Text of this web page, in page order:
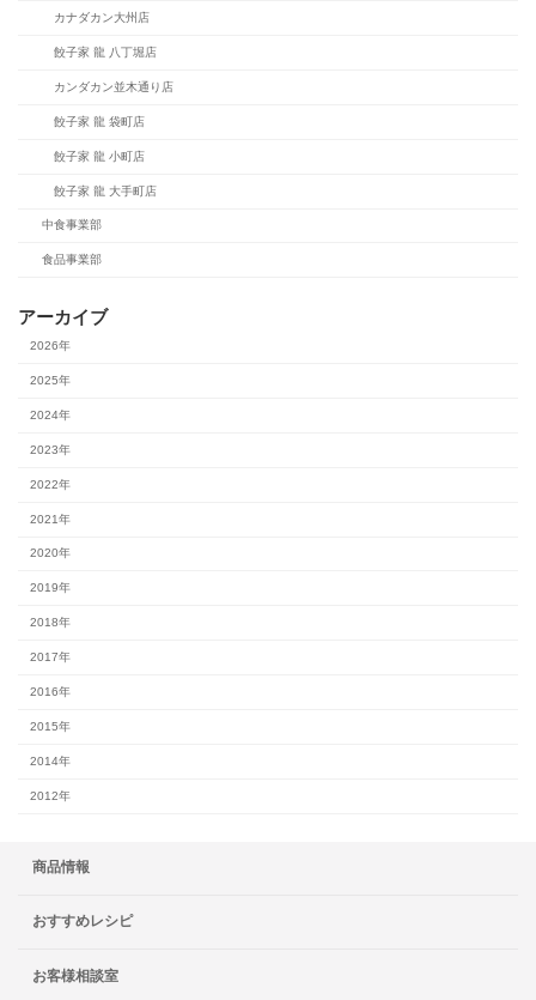
カナダカン大州店
餃子家 龍 八丁堀店
カンダカン並木通り店
餃子家 龍 袋町店
餃子家 龍 小町店
餃子家 龍 大手町店
中食事業部
食品事業部
アーカイブ
2026年
2025年
2024年
2023年
2022年
2021年
2020年
2019年
2018年
2017年
2016年
2015年
2014年
2012年
商品情報
おすすめレシピ
お客様相談室